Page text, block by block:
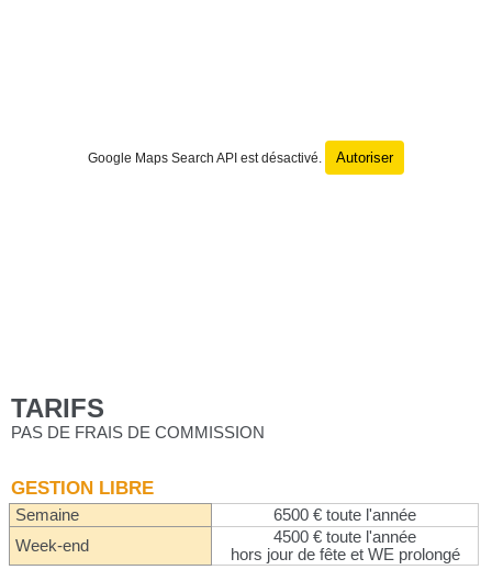
Google Maps Search API est désactivé. Autoriser
TARIFS
PAS DE FRAIS DE COMMISSION
GESTION LIBRE
Semaine
6500 € toute l'année
Week-end
4500 € toute l'année
hors jour de fête et WE prolongé